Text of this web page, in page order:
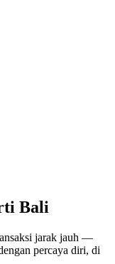
Bali
jarak jauh —
percaya diri, di